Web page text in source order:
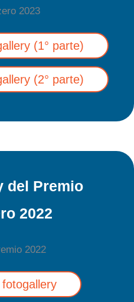
(1° parte)
(2° parte)
del Premio
2022